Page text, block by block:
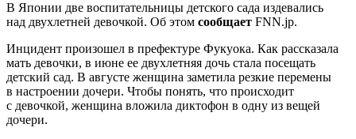
В Японии две воспитательницы детского сада издевались
над двухлетней девочкой. Об этом сообщает FNN.jp.
Инцидент произошел в префектуре Фукуока. Как рассказала
мать девочки, в июне ее двухлетняя дочь стала посещать
детский сад. В августе женщина заметила резкие перемены
в настроении дочери. Чтобы понять, что происходит
с девочкой, женщина вложила диктофон в одну из вещей
дочери.